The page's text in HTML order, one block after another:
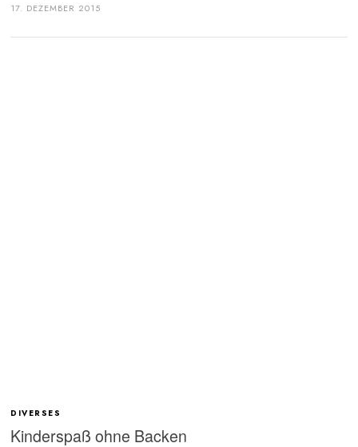
17. DEZEMBER 2015
DIVERSES
Kinderspaß ohne Backen